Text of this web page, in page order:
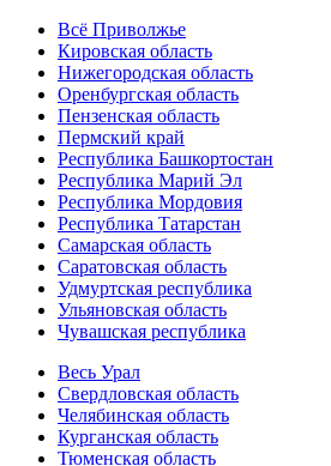
Всё Приволжье
Кировская область
Нижегородская область
Оренбургская область
Пензенская область
Пермский край
Республика Башкортостан
Республика Марий Эл
Республика Мордовия
Республика Татарстан
Самарская область
Саратовская область
Удмуртская республика
Ульяновская область
Чувашская республика
Весь Урал
Свердловская область
Челябинская область
Курганская область
Тюменская область